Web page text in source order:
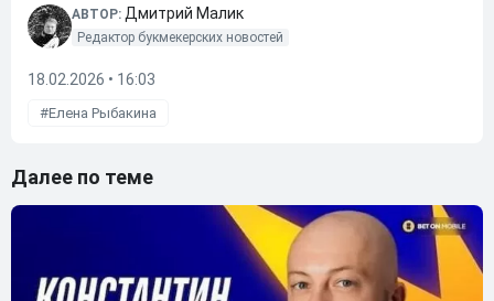
АВТОР: Дмитрий Малик
Редактор букмекерских новостей
18.02.2026 • 16:03
Елена Рыбакина
Далее по теме